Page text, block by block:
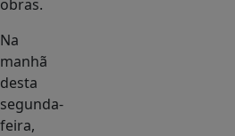
obras.
Na
manhã
desta
segunda-
feira,